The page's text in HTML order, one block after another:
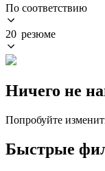
По соответствию
20 резюме
Ничего не
Попробуйте
Быстрые